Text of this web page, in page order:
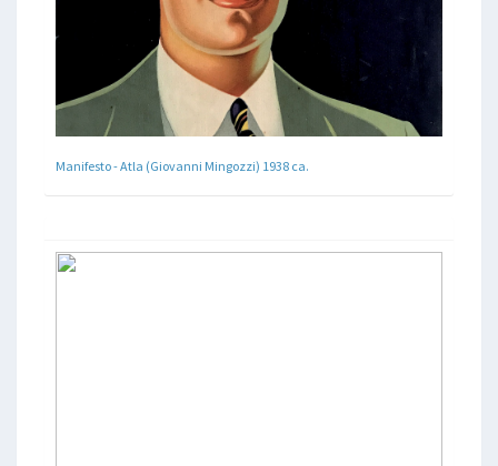
Manifesto - Atla (Giovanni Mingozzi) 1938 ca.